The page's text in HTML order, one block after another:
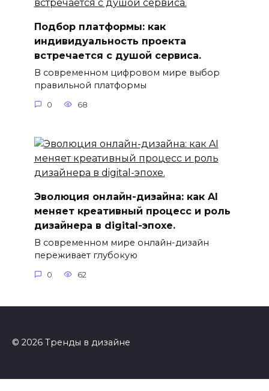
Подбор платформы: как
индивидуальность проекта
встречается с душой сервиса.
В современном цифровом мире выбор
правильной платформы
0 68
Эволюция онлайн-дизайна: как AI
меняет креативный процесс и роль
дизайнера в digital-эпохе.
В современном мире онлайн-дизайн
переживает глубокую
0 62
© 2026 Тренды в дизайне